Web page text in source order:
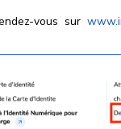
vous sur